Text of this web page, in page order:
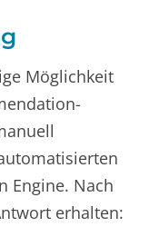
Möglichkeit
Engine. Nach
erhalten: